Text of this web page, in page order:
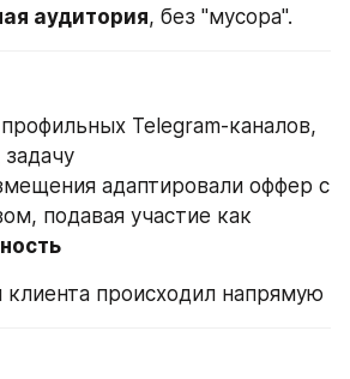
аудитория, без "мусора".
Telegram-каналов,
адаптировали оффер с
клиента происходил напрямую